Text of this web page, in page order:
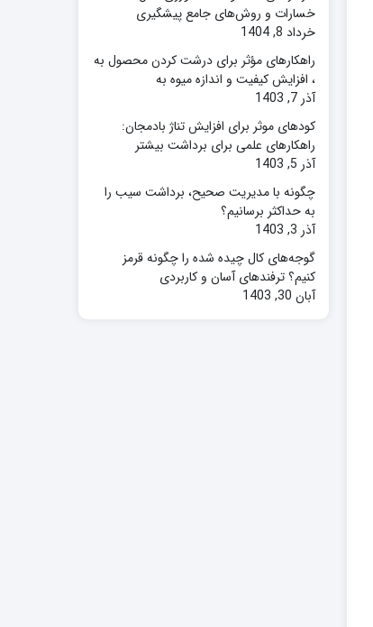
خسارات و روش‌های جامع پیشگیری
خرداد 8, 1404
راهکارهای مؤثر برای درشت کردن محصول به
، افزایش کیفیت و اندازه میوه به
آذر 7, 1403
کودهای موثر برای افزایش تناژ بادمجان:
راهکارهای علمی برای برداشت بیشتر
آذر 5, 1403
چگونه با مدیریت صحیح، برداشت سیب را
به حداکثر برسانیم؟
آذر 3, 1403
گوجه‌های کال چیده شده را چگونه قرمز
کنیم؟ ترفندهای آسان و کاربردی
آبان 30, 1403